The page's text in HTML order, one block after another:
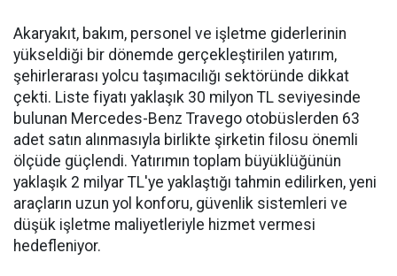
Akaryakıt, bakım, personel ve işletme giderlerinin
yükseldiği bir dönemde gerçekleştirilen yatırım,
şehirlerarası yolcu taşımacılığı sektöründe dikkat
çekti. Liste fiyatı yaklaşık 30 milyon TL seviyesinde
bulunan Mercedes-Benz Travego otobüslerden 63
adet satın alınmasıyla birlikte şirketin filosu önemli
ölçüde güçlendi. Yatırımın toplam büyüklüğünün
yaklaşık 2 milyar TL'ye yaklaştığı tahmin edilirken, yeni
araçların uzun yol konforu, güvenlik sistemleri ve
düşük işletme maliyetleriyle hizmet vermesi
hedefleniyor.